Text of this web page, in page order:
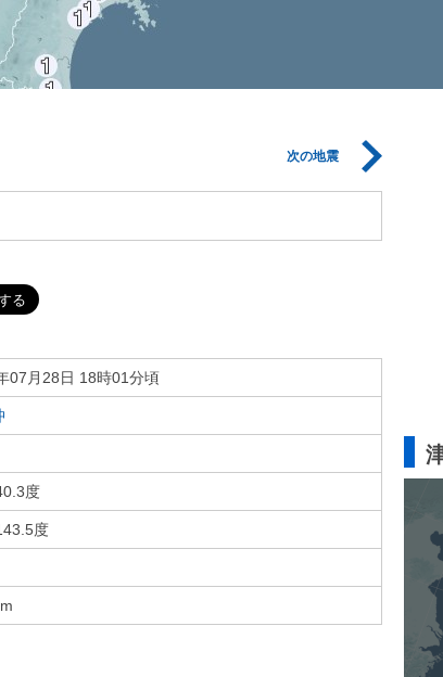
次の地震
07月28日 18時01分頃
度
度